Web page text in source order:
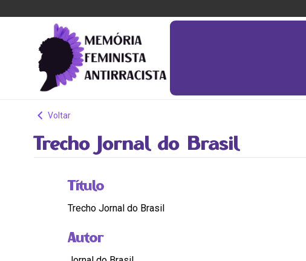
Voltar
Trecho Jornal do Brasil
Título
Trecho Jornal do Brasil
Autor